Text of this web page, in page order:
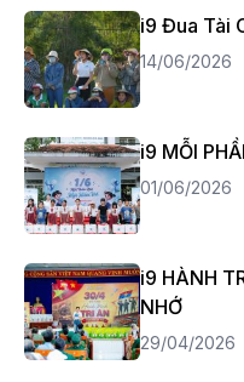
i9 Đua Tài
14/06/2026
i9 MỖI
01/06/2026
i9 HÀNH
NHỚ
29/04/2026